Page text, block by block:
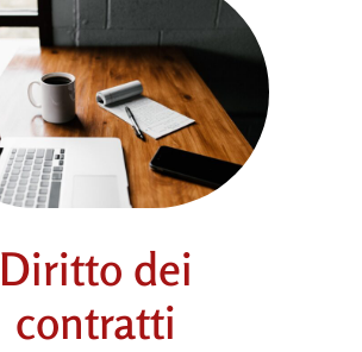
Diritto dei
contratti